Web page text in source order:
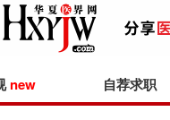
new 自荐求职